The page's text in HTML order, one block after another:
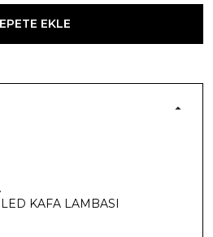
EKLE
KAFA LAMBASI